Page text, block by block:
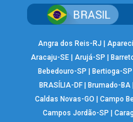
Angra dos Reis-RJ
Aracaju-SE |Arujá-SP
Bebedouro-SP
Bertioga-SP
BRASÍLIA-DF| Brumado-BA|
Caldas Novas-GO
|Campo
Campos Jordão-SP